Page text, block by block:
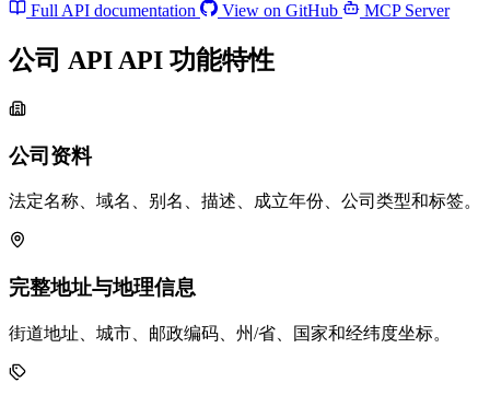
Full API documentation View on GitHub MCP Server
公司 API API 功能特性
公司资料
法定名称、域名、别名、描述、成立年份、公司类型和标签。
完整地址与地理信息
街道地址、城市、邮政编码、州/省、国家和经纬度坐标。